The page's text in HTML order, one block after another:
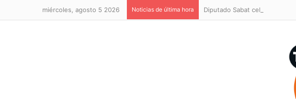
miércoles, agosto 5 2026 Noticias de última hora